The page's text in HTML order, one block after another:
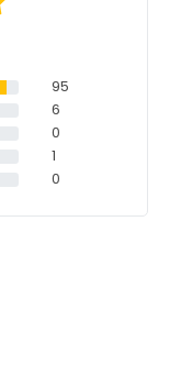
95
6
0
1
0